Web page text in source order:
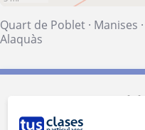
Quart de Poblet · Manises ·
Alaquàs
Contacta con